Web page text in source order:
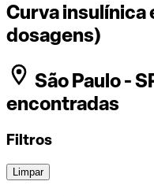
Curva insulínica
dosagens)
São Paulo -
encontradas
Filtros
Limpar